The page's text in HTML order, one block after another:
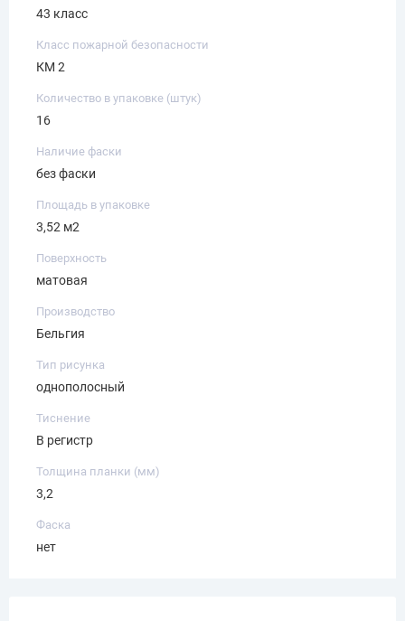
43 класс
Класс пожарной безопасности
КМ 2
Количество в упаковке (штук)
16
Наличие фаски
без фаски
Площадь в упаковке
3,52 м2
Поверхность
матовая
Производство
Бельгия
Тип рисунка
однополосный
Тиснение
В регистр
Толщина планки (мм)
3,2
Фаска
нет